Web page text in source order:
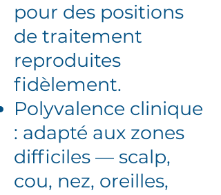
pour des positions
de traitement
reproduites
fidèlement.
Polyvalence clinique
: adapté aux zones
difficiles — scalp,
cou, nez, oreilles,